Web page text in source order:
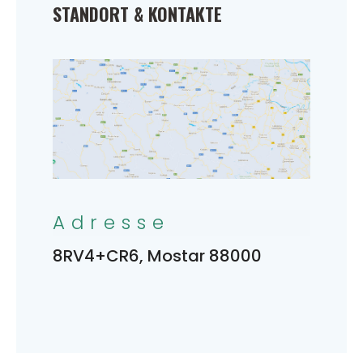
STANDORT & KONTAKTE
Adresse
8RV4+CR6, Mostar 88000